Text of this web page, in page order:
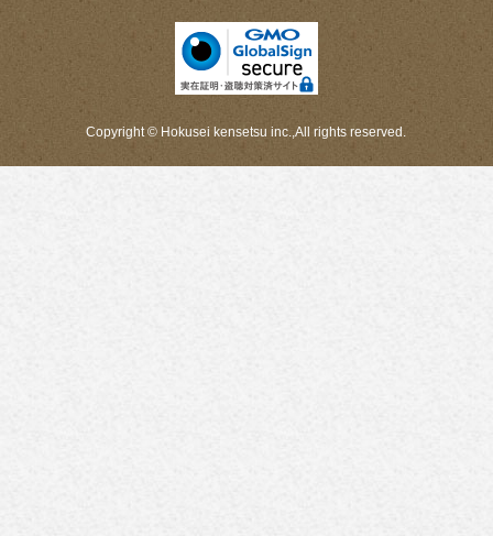
Copyright © Hokusei kensetsu inc.,All rights reserved.